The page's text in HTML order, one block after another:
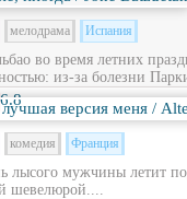
мелодрама Испания
во время летних
из‑за болезни
6.8
комедия Франция
лысого мужчины летит
шевелюрой....